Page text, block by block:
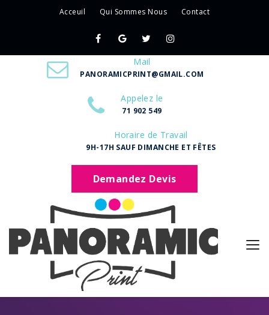
Acceuil Qui Sommes Nous Contact
Mail
PANORAMICPRINT@GMAIL.COM
Appelez le
71 902 549
Horaire de Travail
9H-17H SAUF DIMANCHE ET FÊTES
Demandez Devis